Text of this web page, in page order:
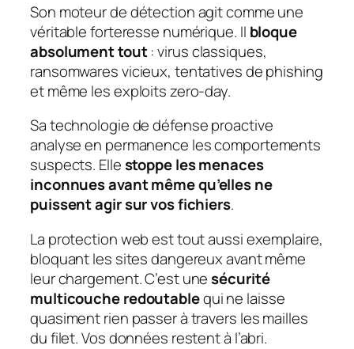
Son moteur de détection agit comme une
véritable forteresse numérique. Il bloque
absolument tout: virus classiques,
ransomwares vicieux, tentatives de phishing
et même les exploits zero-day.
Sa technologie de défense proactive
analyse en permanence les comportements
suspects. Ellestoppe les menaces
inconnues avant même qu’elles ne
puissent agir sur vos fichiers.
La protection web est tout aussi exemplaire,
bloquant les sites dangereux avant même
leur chargement. C’est unesécurité
multicouche redoutablequi ne laisse
quasiment rien passer à travers les mailles
du filet. Vos données restent à l’abri.